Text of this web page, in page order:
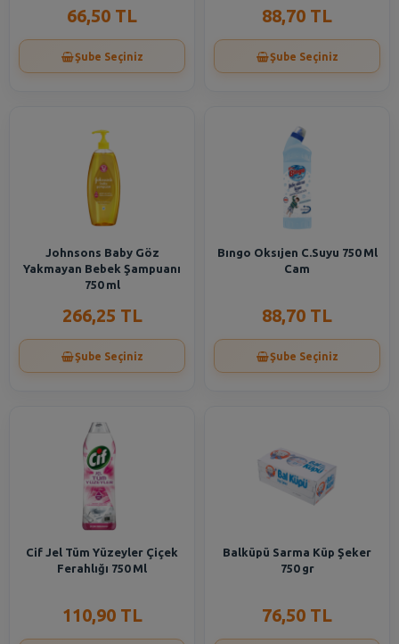
66,50 TL
Şube Seçiniz
88,70 TL
Şube Seçiniz
Johnsons Baby Göz
Yakmayan Bebek Şampuanı
750 ml
266,25 TL
Şube Seçiniz
Bıngo Oksıjen C.Suyu 750 Ml
Cam
88,70 TL
Şube Seçiniz
Cif Jel Tüm Yüzeyler Çiçek
Ferahlığı 750 Ml
110,90 TL
Balküpü Sarma Küp Şeker
750 gr
76,50 TL